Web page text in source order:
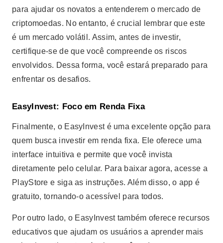
para ajudar os novatos a entenderem o mercado de
criptomoedas. No entanto, é crucial lembrar que este
é um mercado volátil. Assim, antes de investir,
certifique-se de que você compreende os riscos
envolvidos. Dessa forma, você estará preparado para
enfrentar os desafios.
EasyInvest: Foco em Renda Fixa
Finalmente, o EasyInvest é uma excelente opção para
quem busca investir em renda fixa. Ele oferece uma
interface intuitiva e permite que você invista
diretamente pelo celular. Para baixar agora, acesse a
PlayStore e siga as instruções. Além disso, o app é
gratuito, tornando-o acessível para todos.
Por outro lado, o EasyInvest também oferece recursos
educativos que ajudam os usuários a aprender mais